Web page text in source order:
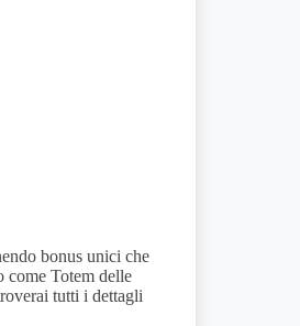
bonus unici che
come Totem delle
tutti i dettagli